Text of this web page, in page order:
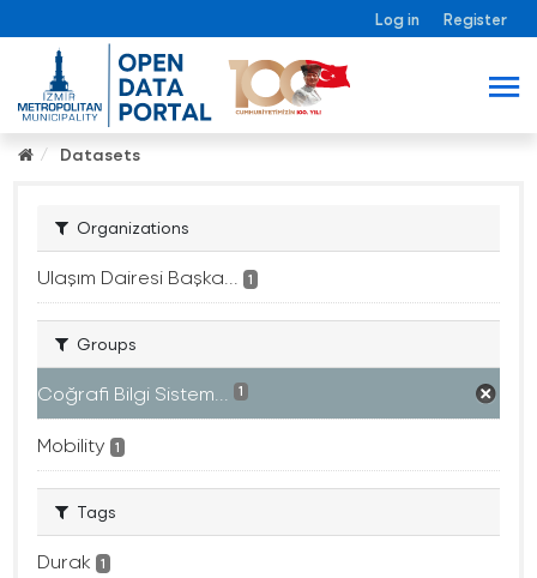
Log in Register
Datasets
Organizations
Ulaşım Dairesi Başka... 1
Groups
Coğrafi Bilgi Sistem... 1
Mobility 1
Tags
Durak 1